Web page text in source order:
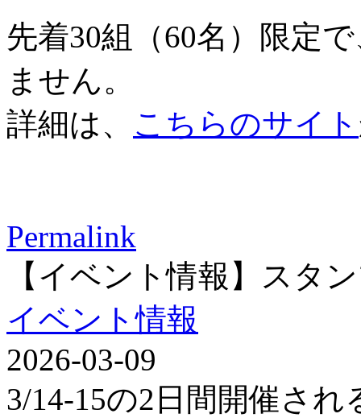
先着30組（60名）限定
ません。
詳細は、 こちらのサイト
Permalink
【イベント情報】スタ
イベント情報
2026-03-09
3/14-15の2日間開催さ